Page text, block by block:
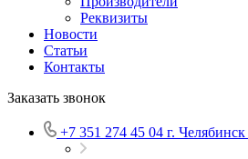
Реквизиты
Новости
Статьи
Контакты
Заказать звонок
+7 351 274 45 04 г. Челябинск